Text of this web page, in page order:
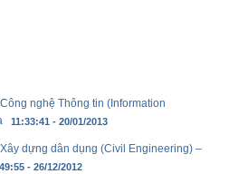
nghệ Thông tin (Information
11:33:41 - 20/01/2013
dựng dân dụng (Civil Engineering) –
- 26/12/2012